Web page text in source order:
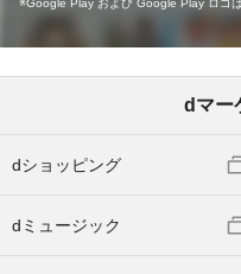
Google Play および Google Play ロゴ
dマー
dショッピング
dミュージック